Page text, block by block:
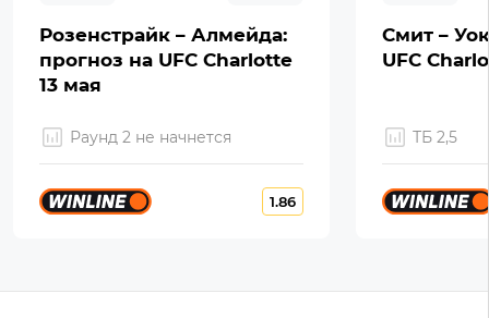
Розенстрайк – Алмейда:
прогноз на UFC Charlotte
13 мая
Раунд 2 не начнется
1.86
Смит –
UFC
ТБ 2,5